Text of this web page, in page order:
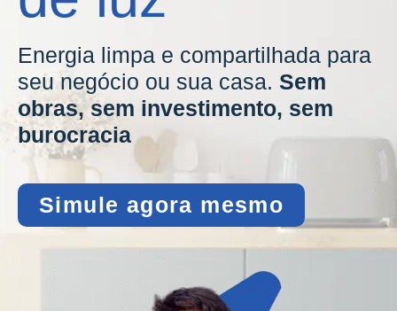
Energia limpa e compartilhada para
seu negócio ou sua casa. Sem
obras, sem investimento, sem
burocracia
Simule agora mesmo